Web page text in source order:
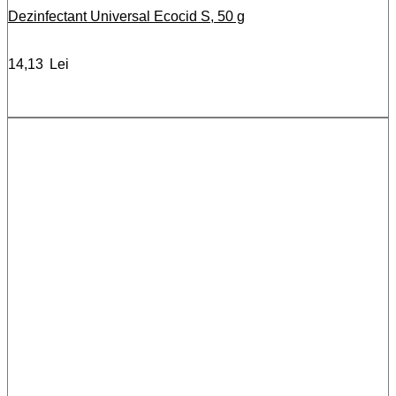
Dezinfectant Universal Ecocid S, 50 g
14,13 Lei